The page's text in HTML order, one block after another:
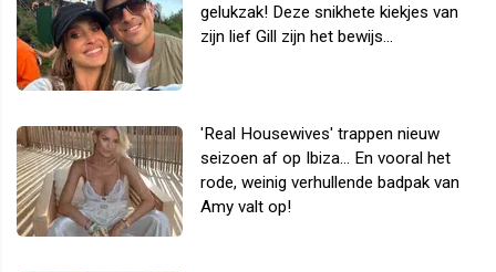
gelukzak! Deze snikhete kiekjes van
zijn lief Gill zijn het bewijs...
'Real Housewives' trappen nieuw
seizoen af op Ibiza... En vooral het
rode, weinig verhullende badpak van
Amy valt op!